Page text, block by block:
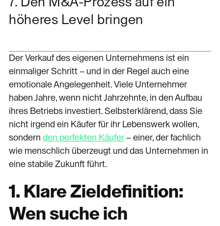
höheres Level bringen
Der Verkauf des eigenen Unternehmens ist ein
einmaliger Schritt – und in der Regel auch eine
emotionale Angelegenheit. Viele Unternehmer
haben Jahre, wenn nicht Jahrzehnte, in den Aufbau
ihres Betriebs investiert. Selbsterklärend, dass Sie
nicht irgend ein Käufer für ihr Lebenswerk wollen,
sondernden perfekten Käufer – einer, der fachlich
wie menschlich überzeugt und das Unternehmen in
eine stabile Zukunft führt.
1. Klare Zieldefinition:
Wen suche ich